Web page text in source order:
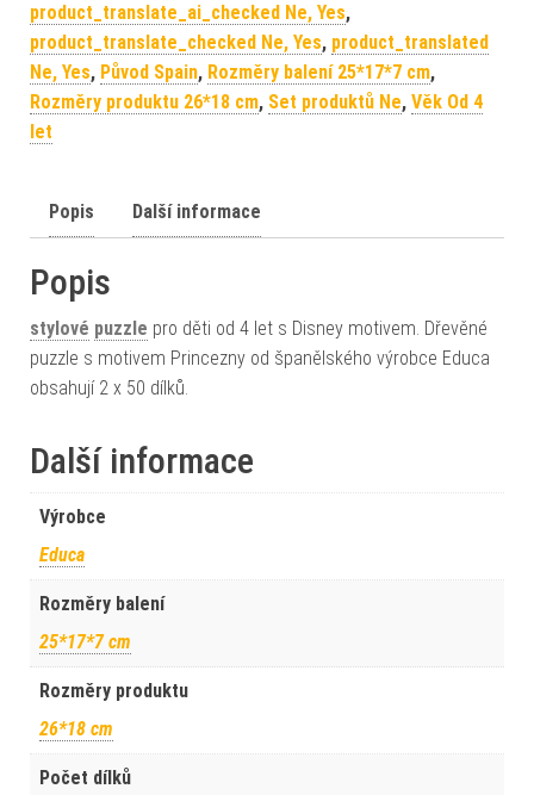
product_translate_ai_checked Ne, Yes,
product_translate_checked Ne, Yes, product_translated
Ne, Yes, Původ Spain, Rozměry balení 25*17*7 cm,
Rozměry produktu 26*18 cm, Set produktů Ne, Věk Od 4
let
Popis Další informace
Popis
stylové puzzle pro děti od 4 let s Disney motivem. Dřevěné
puzzle s motivem Princezny od španělského výrobce Educa
obsahují 2 x 50 dílků.
Další informace
Výrobce
Educa
Rozměry balení
25*17*7 cm
Rozměry produktu
26*18 cm
Počet dílků